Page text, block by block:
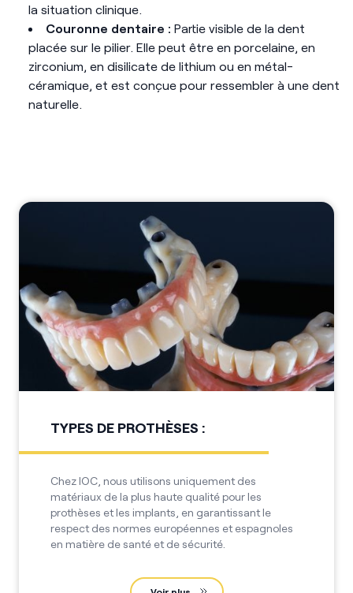
la situation clinique.
Couronne dentaire : Partie visible de la dent
placée sur le pilier. Elle peut être en porcelaine, en
zirconium, en disilicate de lithium ou en métal-
céramique, et est conçue pour ressembler à une dent
naturelle.
TYPES DE PROTHÈSES :
Chez IOC, nous utilisons uniquement des
matériaux de la plus haute qualité pour les
prothèses et les implants, en garantissant le
respect des normes européennes et espagnoles
en matière de santé et de sécurité.